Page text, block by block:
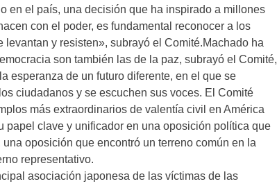
en el país, una decisión que ha inspirado a millones
con el poder, es fundamental reconocer a los
y resisten», subrayó el Comité.Machado ha
son también las de la paz, subrayó el Comité,
esperanza de un futuro diferente, en el que se
ciudadanos y se escuchen sus voces. El Comité
más extraordinarios de valentía civil en América
papel clave y unificador en una oposición política que
oposición que encontró un terreno común en la
representativo.
asociación japonesa de las víctimas de las